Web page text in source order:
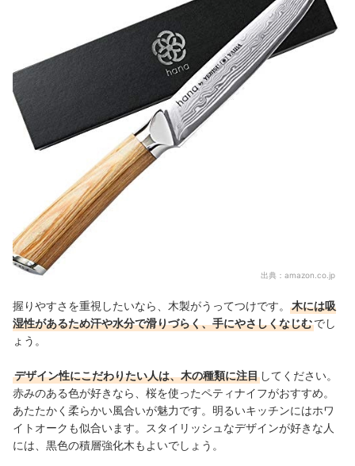
出典： amazon.co.jp
握りやすさを重視したいなら、木製がうってつけです。
木には吸
湿性があるため汗や水分で滑りづらく、手にやさしくなじむでし
ょう。
デザイン性にこだわりたい人は、木の種類に注目 してください。
赤みのある色が好きなら、桜を使ったペティナイフがおすすめ。
あたたかく柔らかい風合いが魅力です。明るいキッチンにはホワ
イトオークも似合います。スタイリッシュなデザインが好きな人
には、黒色の積層強化木もよいでしょう。